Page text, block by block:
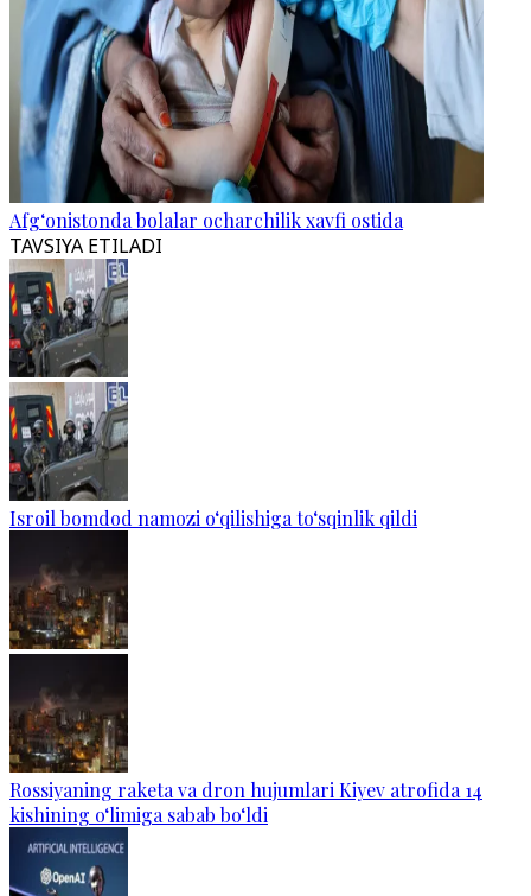
Afg‘onistonda bolalar ocharchilik xavfi ostida
TAVSIYA ETILADI
Isroil bomdod namozi o‘qilishiga to‘sqinlik qildi
Rossiyaning raketa va dron hujumlari Kiyev atrofida 14
kishining o‘limiga sabab bo‘ldi